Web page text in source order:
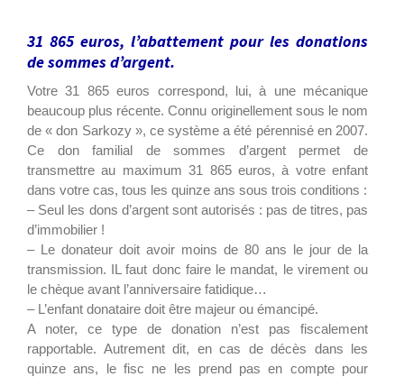
31 865 euros, l’abattement pour les donations
de sommes d’argent.
Votre 31 865 euros correspond, lui, à une mécanique
beaucoup plus récente. Connu originellement sous le nom
de « don Sarkozy », ce système a été pérennisé en 2007.
Ce don familial de sommes d’argent permet de
transmettre au maximum 31 865 euros, à votre enfant
dans votre cas, tous les quinze ans sous trois conditions :
– Seul les dons d’argent sont autorisés : pas de titres, pas
d’immobilier !
– Le donateur doit avoir moins de 80 ans le jour de la
transmission. IL faut donc faire le mandat, le virement ou
le chèque avant l’anniversaire fatidique…
– L’enfant donataire doit être majeur ou émancipé.
A noter, ce type de donation n’est pas fiscalement
rapportable. Autrement dit, en cas de décès dans les
quinze ans, le fisc ne les prend pas en compte pour